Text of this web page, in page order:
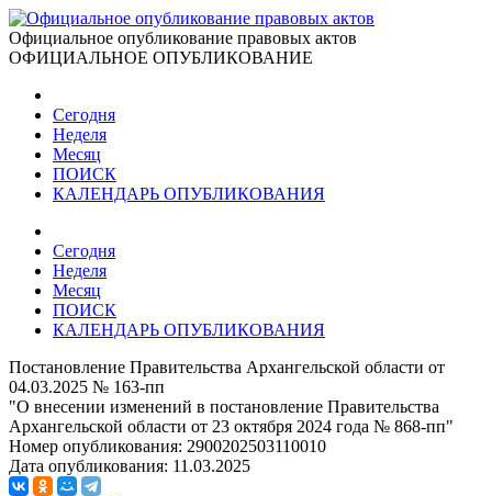
Официальное опубликование правовых актов
ОФИЦИАЛЬНОЕ ОПУБЛИКОВАНИЕ
Сегодня
Неделя
Месяц
ПОИСК
КАЛЕНДАРЬ ОПУБЛИКОВАНИЯ
Сегодня
Неделя
Месяц
ПОИСК
КАЛЕНДАРЬ ОПУБЛИКОВАНИЯ
Постановление Правительства Архангельской области от
04.03.2025 № 163-пп
"О внесении изменений в постановление Правительства
Архангельской области от 23 октября 2024 года № 868-пп"
Номер опубликования: 2900202503110010
Дата опубликования: 11.03.2025